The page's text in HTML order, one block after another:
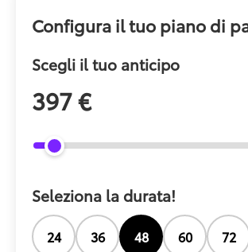
Configura il tuo piano di
Scegli il tuo anticipo
397 €
Seleziona la durata!
24 36 48 60 72